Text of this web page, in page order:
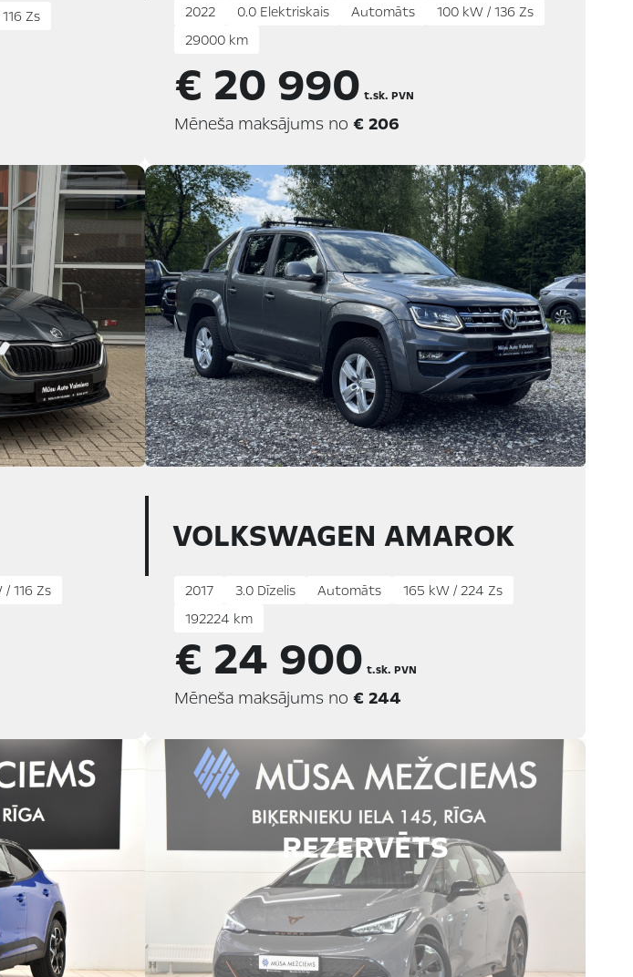
Zs
2022 0.0 Elektriskais Automāts
100 kW / 136 Zs
29000 km
€ 20 990t.sk. PVN
Mēneša maksājums no € 206
116 Zs
VOLKSWAGEN AMAROK
2017 3.0 Dīzelis Automāts
165 kW / 224 Zs
192224 km
€ 24 900t.sk. PVN
Mēneša maksājums no € 244
REZERVĒTS